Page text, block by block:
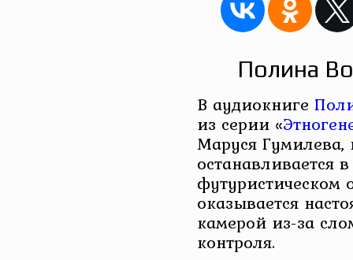
Полина
В аудиокниге
из серии «
Маруся Гумилева,
останавливается
футуристическом
оказывается
камерой из-за
контроля.